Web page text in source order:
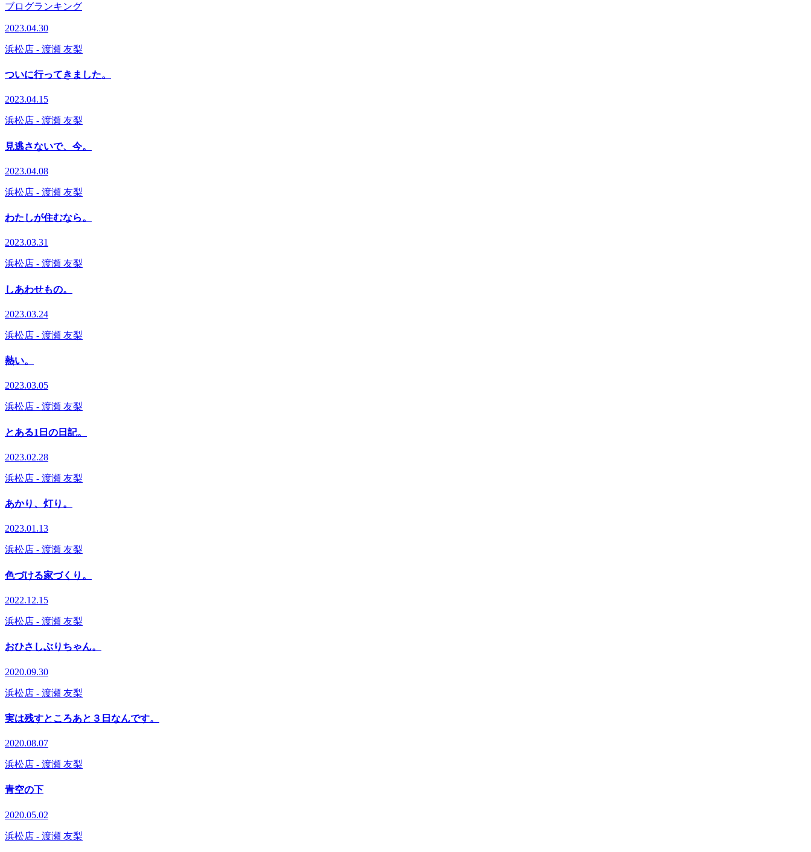
ブログランキング
2023.04.30
浜松店 - 渡瀬 友梨
ついに行ってきました。
2023.04.15
浜松店 - 渡瀬 友梨
見逃さないで、今。
2023.04.08
浜松店 - 渡瀬 友梨
わたしが住むなら。
2023.03.31
浜松店 - 渡瀬 友梨
しあわせもの。
2023.03.24
浜松店 - 渡瀬 友梨
熱い。
2023.03.05
浜松店 - 渡瀬 友梨
とある1日の日記。
2023.02.28
浜松店 - 渡瀬 友梨
あかり、灯り。
2023.01.13
浜松店 - 渡瀬 友梨
色づける家づくり。
2022.12.15
浜松店 - 渡瀬 友梨
おひさしぶりちゃん。
2020.09.30
浜松店 - 渡瀬 友梨
実は残すところあと３日なんです。
2020.08.07
浜松店 - 渡瀬 友梨
青空の下
2020.05.02
浜松店 - 渡瀬 友梨